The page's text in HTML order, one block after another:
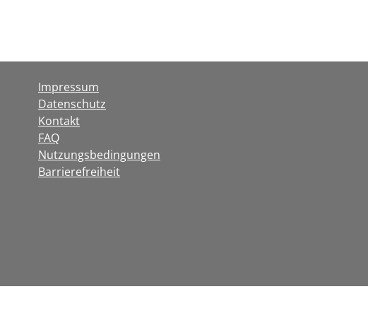
Impressum
Datenschutz
Kontakt
FAQ
Nutzungsbedingungen
Barrierefreiheit